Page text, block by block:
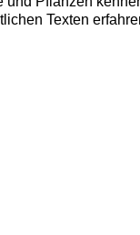
Texten